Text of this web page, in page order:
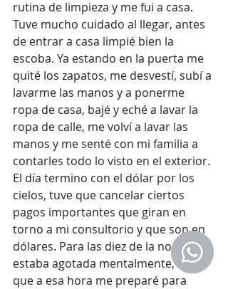
rutina de limpieza y me fui a casa.
Tuve mucho cuidado al llegar, antes
de entrar a casa limpié bien la
escoba. Ya estando en la puerta me
quité los zapatos, me desvestí, subí a
lavarme las manos y a ponerme
ropa de casa, bajé y eché a lavar la
ropa de calle, me volví a lavar las
manos y me senté con mi familia a
contarles todo lo visto en el exterior.
El día termino con el dólar por los
cielos, tuve que cancelar ciertos
pagos importantes que giran en
torno a mi consultorio y que son en
dólares. Para las diez de la noche ya
estaba agotada mentalmente, así
que a esa hora me preparé para